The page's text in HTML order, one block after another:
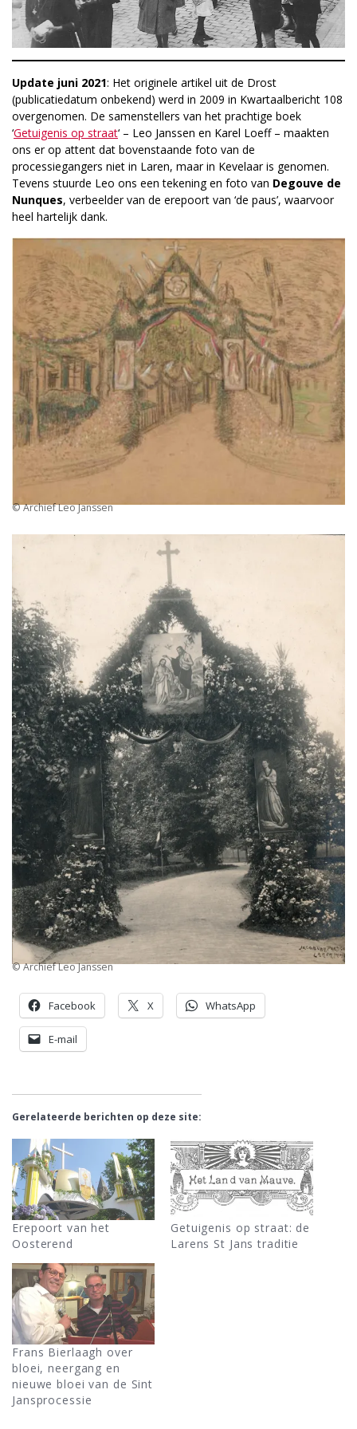
Update juni 2021: Het originele artikel uit de Drost
(publicatiedatum onbekend) werd in 2009 in Kwartaalbericht 108
overgenomen. De samenstellers van het prachtige boek
‘Getuigenis op straat‘ – Leo Janssen en Karel Loeff – maakten
ons er op attent dat bovenstaande foto van de
processiegangers niet in Laren, maar in Kevelaar is genomen.
Tevens stuurde Leo ons een tekening en foto van Degouve de
Nunques, verbeelder van de erepoort van ‘de paus’, waarvoor
heel hartelijk dank.
© Archief Leo Janssen
© Archief Leo Janssen
Facebook X WhatsApp
E-mail
Gerelateerde berichten op deze site:
Erepoort van het
Oosterend
Getuigenis op straat: de
Larens St Jans traditie
Frans Bierlaagh over
bloei, neergang en
nieuwe bloei van de Sint
Jansprocessie